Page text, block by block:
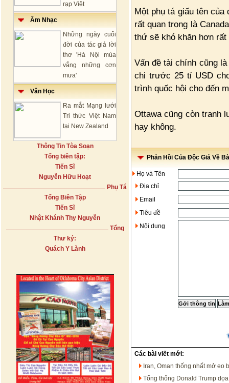
rạp Việt
Âm Nhạc
Những ngày cuối
đời của tác giả lời
thơ 'Hà Nội mùa
vắng những cơn
mưa'
Văn Học
Ra mắt Mạng lưới
Tri thức Việt Nam
tại New Zealand
Thông Tin Tòa Soạn
Tổng biên tập:
Tiến Sĩ
Nguyễn Hữu Hoạt
Phụ Tá
Tổng Biên Tập
Tiến Sĩ
Nhật Khánh Thy Nguyễn
Tổng
Thư ký:
Quách Y Lành
Một phụ tá giấu tên
rất quan trọng là
thứ sẽ khó khăn hơn rất
Vấn đề tài chính cũng
chi trước 25 tỉ USD
trình quốc hội cho đến
Ottawa cũng còn tranh
hay không.
Phản Hồi Của Độc Giả Về
Họ và Tên
Địa chỉ
Email
Tiêu đề
Nội dung
Các bài viết mới:
Iran, Oman thống nhất mở eo
Tổng thống Donald Trump